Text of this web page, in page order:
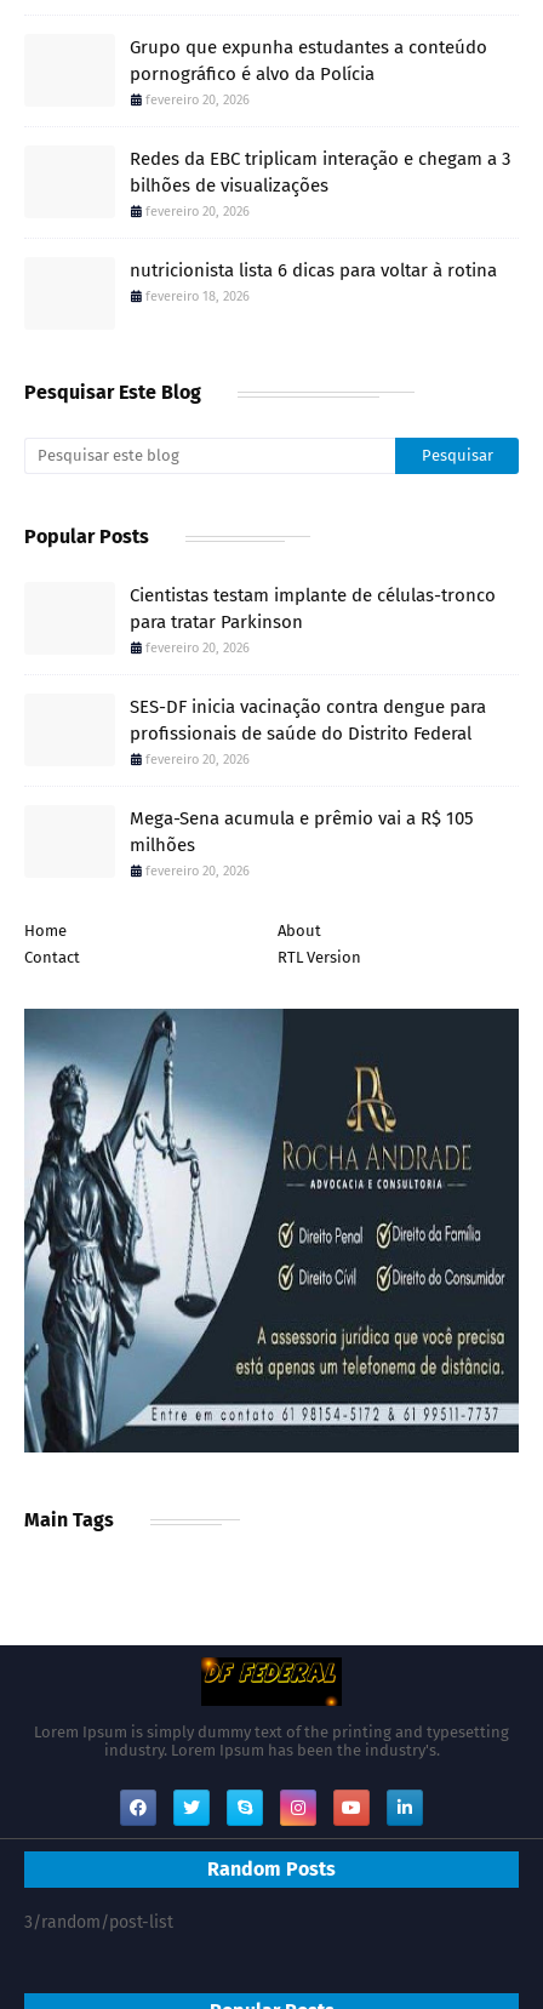
Grupo que expunha estudantes a conteúdo
pornográfico é alvo da Polícia
fevereiro 20, 2026
Redes da EBC triplicam interação e chegam a 3
bilhões de visualizações
fevereiro 20, 2026
nutricionista lista 6 dicas para voltar à rotina
fevereiro 18, 2026
Pesquisar Este Blog
Popular Posts
Cientistas testam implante de células-tronco
para tratar Parkinson
fevereiro 20, 2026
SES-DF inicia vacinação contra dengue para
profissionais de saúde do Distrito Federal
fevereiro 20, 2026
Mega-Sena acumula e prêmio vai a R$ 105
milhões
fevereiro 20, 2026
Home
About
Contact
RTL Version
Main Tags
Lorem Ipsum is simply dummy text of the printing and typesetting
industry. Lorem Ipsum has been the industry's.
Random Posts
3/random/post-list